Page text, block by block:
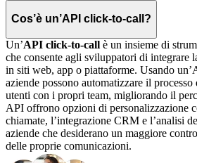
Cos’è un’API click-to-call?
Un’API click-to-call è un insieme di
che consente agli sviluppatori di integrare
in siti web, app o piattaforme. Usando
aziende possono automatizzare il
utenti con i propri team, migliorando il
API offrono opzioni di personalizzazione
chiamate, l’integrazione CRM e l’analisi
aziende che desiderano un maggiore
delle proprie comunicazioni.